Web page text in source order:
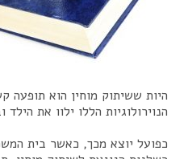
היות ששיתוק מוחין הוא
הנוירולוגיות הללו ילוו את
כפועל יוצא מכך, כאשר בית